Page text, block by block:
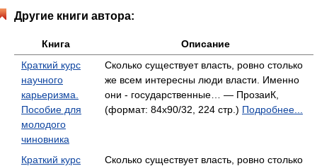
Другие книги автора:
Книга
Описание
Краткий курс
научного
карьеризма.
Пособие для
молодого
чиновника
Сколько существует власть, ровно столько
же всем интересны люди власти. Именно
они - государственные… — ПрозаиК,
(формат: 84x90/32, 224 стр.) Подробнее...
Краткий курс
Сколько существует власть, ровно столько